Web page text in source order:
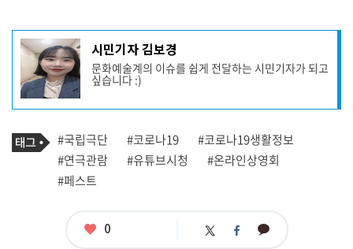
기
사
작
성
자
프
필
시민기자 김보경
문화예술계의 이슈를 쉽게 전달하는 시민기자가 되고
싶습니다 :)
기
사
관
련
태
태
그
#국립극단 #코로나19
#코로나19생활정보
#연극관람
#유튜브시청
#온라인상영회
#페스트
좋
0 트 페 카